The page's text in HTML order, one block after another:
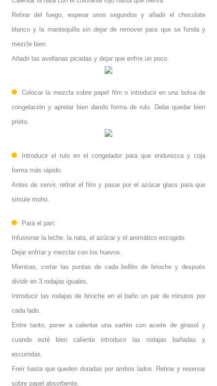
Retirar del fuego, esperar unos segundos y añadir el chocolate
blanco y la mantequilla sin dejar de remover para que se funda y
mezcle bien.
Añadir las avellanas picadas y dejar que enfríe un poco.
Colocar la mezcla sobre papel film o introducir en una bolsa de
congelación y apretar bien dando forma de rulo. Debe quedar bien
prieto.
Introducir el rulo en el congelador para que endurezca y coja
forma más rápido.
Antes de servir, retirar el film y pasar por el azúcar glass para que
simule moho.
Para el pan:
Infusionar la leche, la nata, el azúcar y el aromático escogido.
Dejar enfríar y mezclar con los huevos.
Mientras, cortar las puntas de cada bollito de brioche y después
dividir en 3 rodajas iguales.
Introducir las rodajas de brioche en el baño un par de minutos por
cada lado.
Entre tanto, poner a calentar una sartén con aceite de girasol y
cuando esté bien caliente introducir las rodajas bañadas y
escurridas.
Freír hasta que queden doradas por ambos lados. Retirar y reservar
sobre papel absorbente.